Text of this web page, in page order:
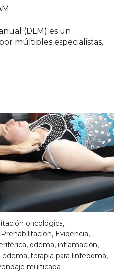
(DLM) es un
múltiples especialistas,
oncológica,
Prehabilitación, Evidencia,
, edema, inflamación,
edema, terapia para linfedema,
multicapa